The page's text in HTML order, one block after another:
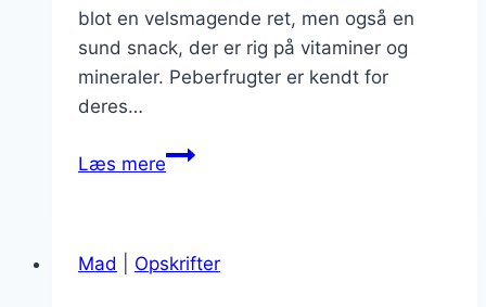
blot en velsmagende ret, men også en
sund snack, der er rig på vitaminer og
mineraler. Peberfrugter er kendt for
deres…
Læs mereNyretapper
sund
Mad Opskrifter